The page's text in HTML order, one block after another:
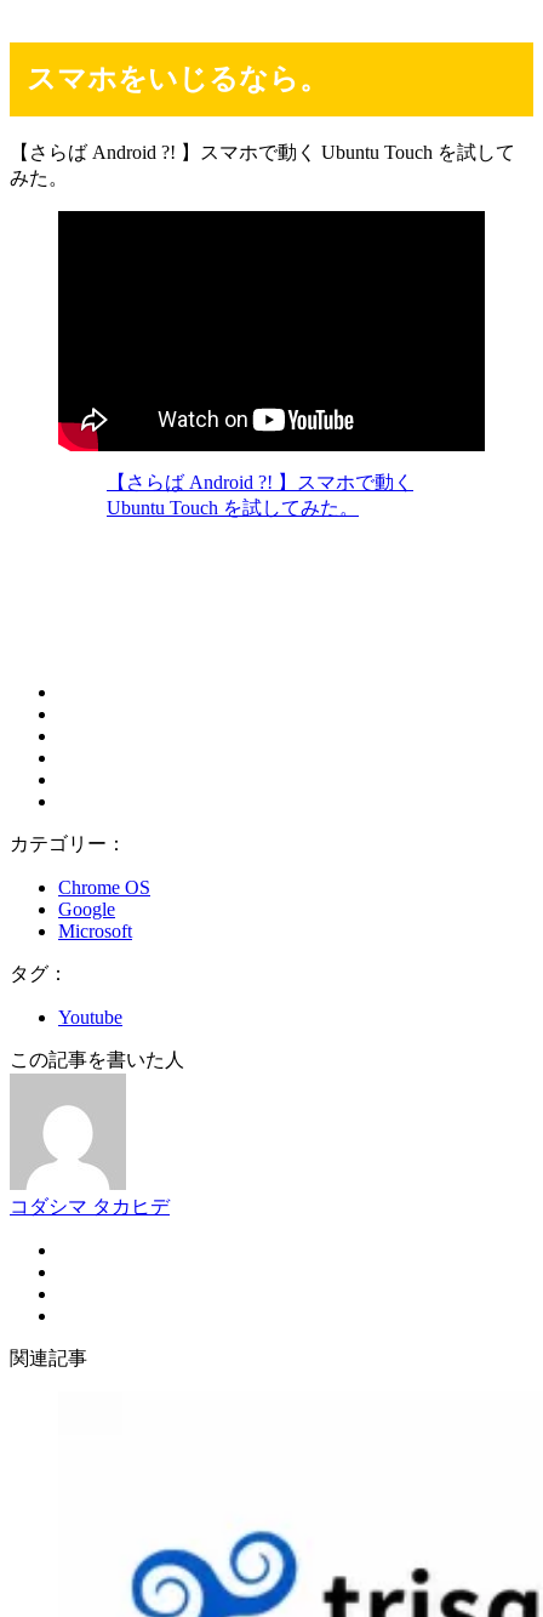
スマホをいじるなら。
【さらば Android ?! 】スマホで動く Ubuntu Touch を試して
みた。
【さらば Android ?! 】スマホで動く
Ubuntu Touch を試してみた。
カテゴリー：
Chrome OS
Google
Microsoft
タグ：
Youtube
この記事を書いた人
コダシマ タカヒデ
関連記事